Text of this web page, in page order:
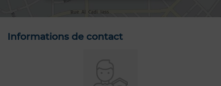
Informations de contact